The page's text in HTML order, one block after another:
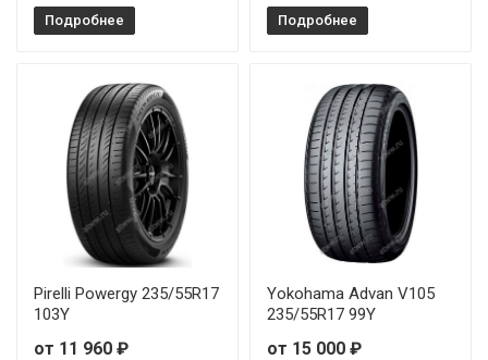
Mirage MR-882 225/45R18 95W
Mirage MR-882 225/50R17 98W
Mirage MR-882 225/55R17 101W
Mirage MR-882 245/45R18 100W
Подробнее Подробнее
Pirelli Powergy 235/55R17
103Y
от 11 960 ₽
Yokohama Advan V105
235/55R17 99Y
от 15 000 ₽